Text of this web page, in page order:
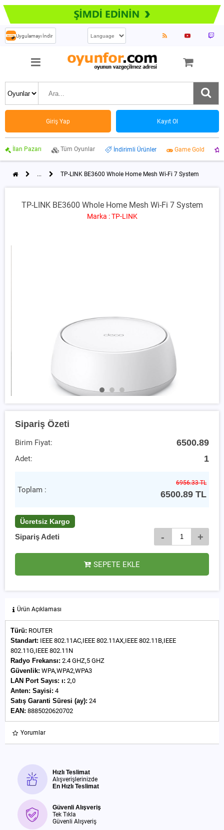
Uygulamayı İndir
Giriş Yap Kayıt Ol
İlan Pazarı Tüm Oyunlar İndirimli Ürünler Game Gold
... TP-LINK BE3600 Whole Home Mesh Wi-Fi 7 System
TP-LINK BE3600 Whole Home Mesh Wi-Fi 7 System
Marka : TP-LINK
Sipariş Özeti
Birim Fiyat: 6500.89
Adet: 1
Toplam :
6956.33 TL
6500.89 TL
Ücretsiz Kargo
Sipariş Adeti - +
SEPETE EKLE
Ürün Açıklaması
Türü: ROUTER
Standart: IEEE 802.11AC,IEEE 802.11AX,IEEE 802.11B,IEEE
802.11G,IEEE 802.11N
Radyo Frekansı: 2.4 GHZ,5 GHZ
Güvenlik: WPA,WPA2,WPA3
LAN Port Sayıs: ı: 2,0
Anten: Sayisi: 4
Satış Garanti Süresi (ay): 24
EAN: 8885020620702
Yorumlar
Hızlı Teslimat
Alışverişlerinizde
En Hızlı Teslimat
Güvenli Alışveriş
Tek Tıkla
Güvenli Alışveriş